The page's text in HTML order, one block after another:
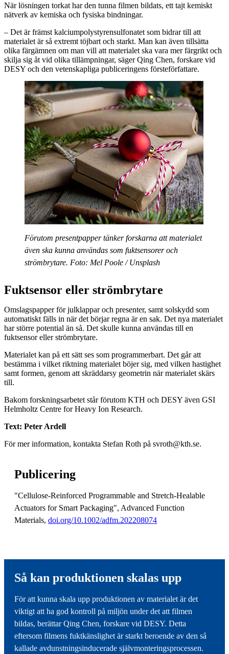
När lösningen torkat har den tunna filmen bildats, ett tajt kemiskt
nätverk av kemiska och fysiska bindningar.
– Det är främst kalciumpolystyrensulfonatet som bidrar till att
materialet är så extremt töjbart och starkt. Man kan även tillsätta
olika färgämnen om man vill att materialet ska vara mer färgrikt och
skilja sig åt vid olika tillämpningar, säger Qing Chen, forskare vid
DESY och den vetenskapliga publiceringens försteförfattare.
Förutom presentpapper tänker forskarna att materialet
även ska kunna användas som fuktsensorer och
strömbrytare. Foto: Mel Poole / Unsplash
Fuktsensor eller strömbrytare
Omslagspapper för julklappar och presenter, samt solskydd som
automatiskt fälls in när det börjar regna är en sak. Det nya materialet
har större potential än så. Det skulle kunna användas till en
fuktsensor eller strömbrytare.
Materialet kan på ett sätt ses som programmerbart. Det går att
bestämma i vilket riktning materialet böjer sig, med vilken hastighet
samt formen, genom att skräddarsy geometrin när materialet skärs
till.
Bakom forskningsarbetet står förutom KTH och DESY även GSI
Helmholtz Centre for Heavy Ion Research.
Text: Peter Ardell
För mer information, kontakta Stefan Roth på svroth@kth.se.
Publicering
"Cellulose-Reinforced Programmable and Stretch-Healable
Actuators for Smart Packaging", Advanced Function
Materials, doi.org/10.1002/adfm.202208074
Så kan produktionen skalas upp
För att kunna skala upp produktionen av materialet är det
viktigt att ha god kontroll på miljön under det att filmen
bildas, berättar Qing Chen, forskare vid DESY. Detta
eftersom filmens fuktkänslighet är starkt beroende av den så
kallade avdunstningsinducerade självmonteringsprocessen.